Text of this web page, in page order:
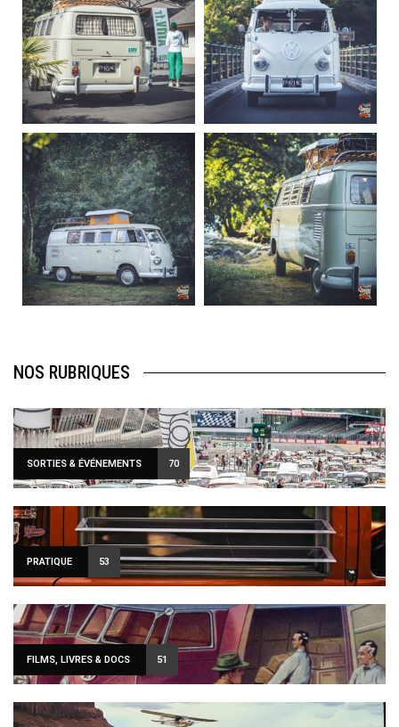
Sep 10
220
4
Août 10
177
0
becombi
Août 10
120
0
becombi
Août 10
108
0
NOS RUBRIQUES
SORTIES & ÉVÉNEMENTS 70
PRATIQUE 53
FILMS, LIVRES & DOCS 51